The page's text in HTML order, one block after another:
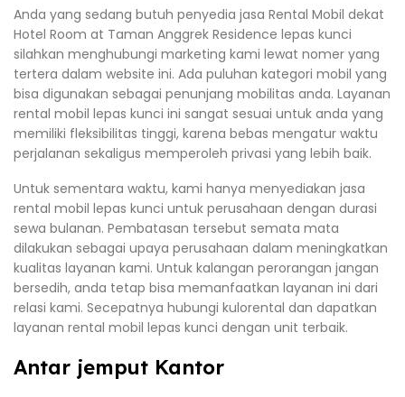
Anda yang sedang butuh penyedia jasa Rental Mobil dekat
Hotel Room at Taman Anggrek Residence lepas kunci
silahkan menghubungi marketing kami lewat nomer yang
tertera dalam website ini. Ada puluhan kategori mobil yang
bisa digunakan sebagai penunjang mobilitas anda. Layanan
rental mobil lepas kunci ini sangat sesuai untuk anda yang
memiliki fleksibilitas tinggi, karena bebas mengatur waktu
perjalanan sekaligus memperoleh privasi yang lebih baik.
Untuk sementara waktu, kami hanya menyediakan jasa
rental mobil lepas kunci untuk perusahaan dengan durasi
sewa bulanan. Pembatasan tersebut semata mata
dilakukan sebagai upaya perusahaan dalam meningkatkan
kualitas layanan kami. Untuk kalangan perorangan jangan
bersedih, anda tetap bisa memanfaatkan layanan ini dari
relasi kami. Secepatnya hubungi kulorental dan dapatkan
layanan rental mobil lepas kunci dengan unit terbaik.
Antar jemput Kantor